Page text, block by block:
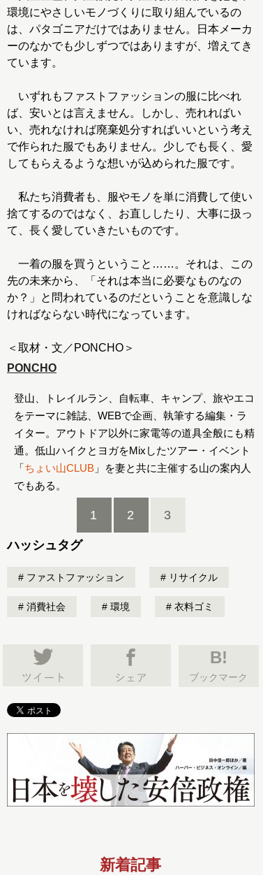
環境にやさしいモノづくりに取り組んでいるの
は、パタゴニアだけではありません。日本メーカ
ーのなかでも少しずつではありますが、増えてき
ています。
いずれもファストファッションの服に比べれ
ば、安いとは言えません。しかし、売れればい
い、売れなければ廃棄処分すればいいという考え
で作られた服でもありません。少しでも長く、愛
してもらえるような想いが込められた服です。
私たち消費者も、服やモノを単に消費して使い
捨てするのではなく、お直ししたり、大事に扱っ
て、長く愛していきたいものです。
一着の服を買うということ……。それは、この
先の未来から、「それは本当に必要なものなの
か？」と問われているのだということを意識しな
ければならない時代になっています。
＜取材・文／PONCHO＞
PONCHO
登山、トレイルラン、自転車、キャンプ、旅やエコ
をテーマに雑誌、WEBで企画、執筆する編集・ラ
イター。アウトドア以外に家電等の道具全般にも精
通。低山ハイクとヨガをMixしたツアー・イベント
「ちょい山CLUB 」を妻と共に主催する山の案内人
でもある。
1 2 3
ハッシュタグ
ファストファッション リサイクル
消費社会 環境 衣料ゴミ
B!
ブックマーク
新着記事